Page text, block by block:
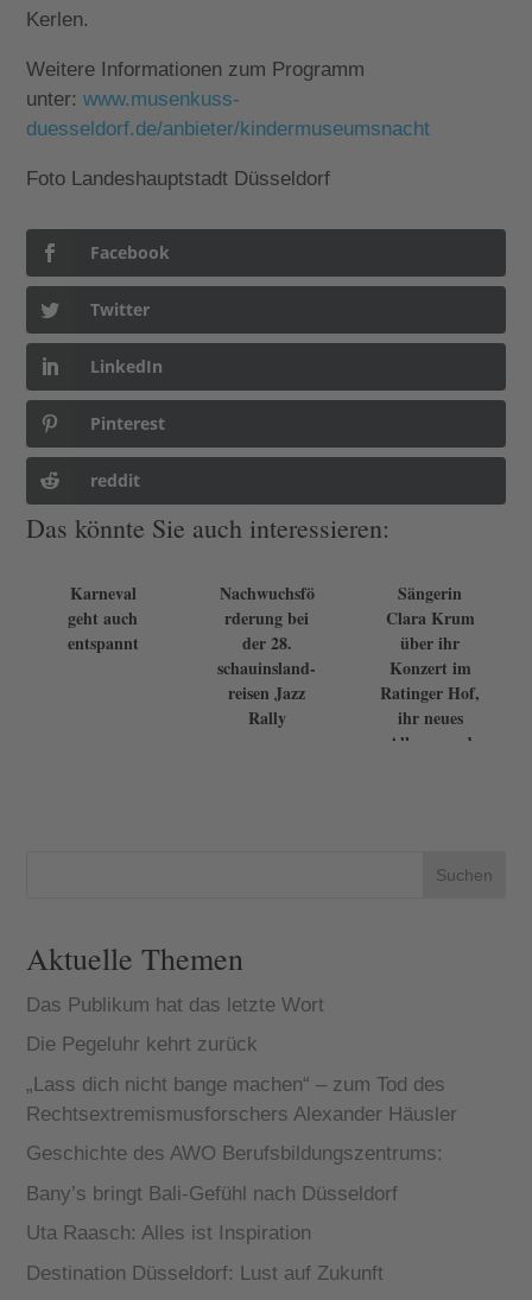
Kerlen.
Weitere Informationen zum Programm
unter:www.musenkuss-
duesseldorf.de/anbieter/kindermuseumsnacht
Foto Landeshauptstadt Düsseldorf
Facebook
Twitter
LinkedIn
Pinterest
reddit
Das könnte Sie auch interessieren:
Karneval
geht auch
entspannt
Nachwuchsfö
rderung bei
der 28.
schauinsland-
reisen Jazz
Rally
Sängerin
Clara Krum
über ihr
Konzert im
Ratinger Hof,
ihr neues
Album und
Suchen
Aktuelle Themen
Das Publikum hat das letzte Wort
Die Pegeluhr kehrt zurück
„Lass dich nicht bange machen“ – zum Tod des
Rechtsextremismusforschers Alexander Häusler
Geschichte des AWO Berufsbildungszentrums:
Bany’s bringt Bali-Gefühl nach Düsseldorf
Uta Raasch: Alles ist Inspiration
Destination Düsseldorf: Lust auf Zukunft